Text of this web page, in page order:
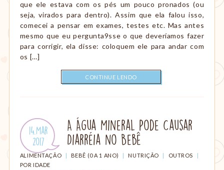
que ele estava com os pés um pouco pronados (ou
seja, virados para dentro). Assim que ela falou isso,
comecei a pensar em exames, testes etc. Mas antes
mesmo que eu pergunta9sse o que deveríamos fazer
para corrigir, ela disse: coloquem ele para andar com
os […]
CONTINUE LENDO
Publicado
em:
14.Mar
.
2017
A Água Mineral Pode Causar
Diarréia no Bebê
CATEGORIAS:
ALIMENTAÇÃO | BEBÊ (0 A 1 ANO) | NUTRIÇÃO | OUTROS
|
POR IDADE